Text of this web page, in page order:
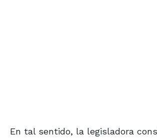
En tal sentido, la legisladora